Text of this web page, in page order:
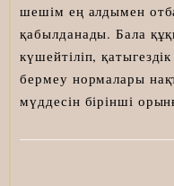
шешім ең алдымен
қабылданады. Бала
күшейтіліп,
бермеу нормалары
мүддесін бірінші